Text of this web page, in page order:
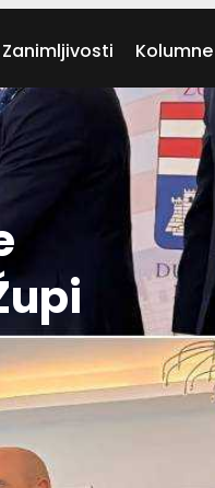
Zanimljivosti Kolumne